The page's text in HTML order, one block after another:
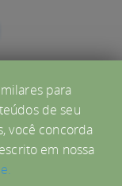
para
de seu
você concorda
em nossa